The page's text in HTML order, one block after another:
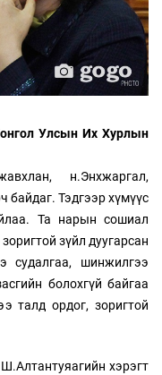
Улсын Их Хурлын
н.Энхжаргал,
байдаг. Тэдгээр хүмүүс
Та нарын сошиал
зүйл дуугарсан
судалгаа, шинжилгээ
болохгүй байгаа
талд ордог, зоригтой
хэрэгт